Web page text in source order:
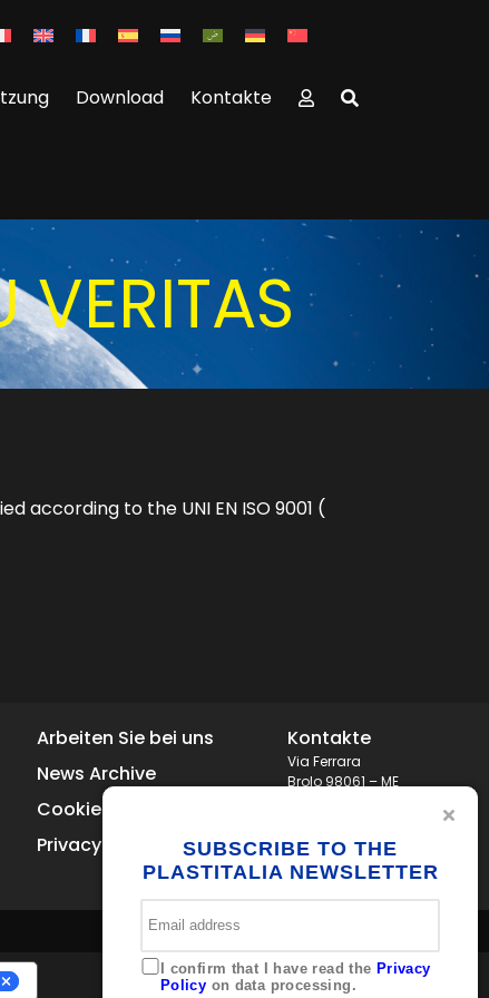
Download Kontakte
VERITAS
to the UNI EN ISO 9001 (
SUBSCRIBE TO THE
PLASTITALIA NEWSLETTER
I confirm that I have read the Privacy
Policy on data processing.
Arbeiten Sie bei uns
News Archive
Cookie Policy
Privacy
Kontakte
Via Ferrara
Brolo 98061 – ME
info@plastitaliaspa.com